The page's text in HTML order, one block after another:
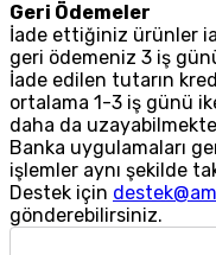
Geri Ödemeler
İade ettiğiniz ürünler
geri ödemeniz 3 iş
İade edilen tutarın
ortalama 1-3 iş günü
daha da
Banka uygulamaları
işlemler aynı şekilde
Destek için
gönderebilirsiniz.